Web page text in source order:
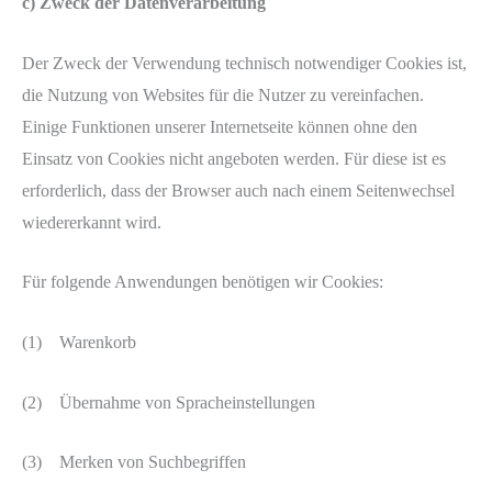
Der Zweck der Verwendung technisch notwendiger Cookies ist,
die Nutzung von Websites für die Nutzer zu vereinfachen.
Einige Funktionen unserer Internetseite können ohne den
Einsatz von Cookies nicht angeboten werden. Für diese ist es
erforderlich, dass der Browser auch nach einem Seitenwechsel
wiedererkannt wird.
Für folgende Anwendungen benötigen wir Cookies:
(1) Warenkorb
(2) Übernahme von Spracheinstellungen
(3) Merken von Suchbegriffen